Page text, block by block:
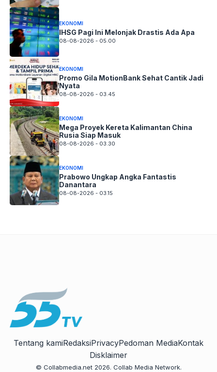
EKONOMI
IHSG Pagi Ini Melonjak Drastis Ada Apa
08-08-2026 - 05.00
EKONOMI
Promo Gila MotionBank Sehat Cantik Jadi
Nyata
08-08-2026 - 03.45
EKONOMI
Mega Proyek Kereta Kalimantan China
Rusia Siap Masuk
08-08-2026 - 03.30
EKONOMI
Prabowo Ungkap Angka Fantastis
Danantara
08-08-2026 - 03.15
Tentang kamiRedaksiPrivacyPedoman MediaKontak
Disklaimer
© Collabmedia.net 2026. Collab Media Network.